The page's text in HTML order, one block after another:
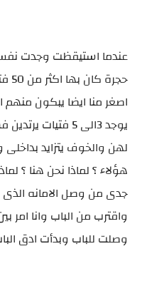
عندما استيقظت وجدت
اصغر منا ايضا يبكون
يوجد 3الى 5
لهن والخوف يتزايد بداخلى
هؤلاء ؟ لماذا نحن هنا ؟
جدى من وصل الامانه
واقترب من الباب وانا امر
وصلت للباب وبدأت ادق